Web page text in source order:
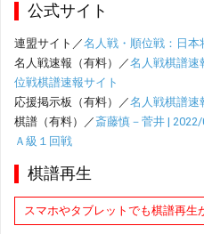
公式サイト
連盟サイト／名人戦・順位戦：日本
名人戦速報（有料）／名人戦棋譜速
位戦棋譜速報サイト
応援掲示板（有料）／名人戦棋譜速
棋譜（有料）／ 斎藤慎－菅井 |
Ａ級１回戦
棋譜再生
スマホやタブレットでも棋譜再生